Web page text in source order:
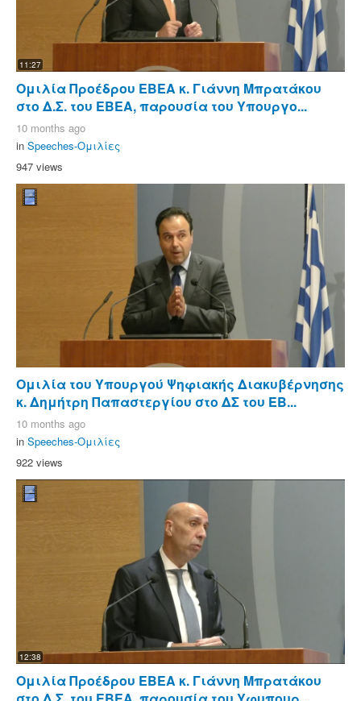
11:27
Ομιλία Προέδρου ΕΒΕΑ κ. Γιάννη Μπρατάκου
στο Δ.Σ. του ΕΒΕΑ, παρουσία του Υπουργο...
10 months ago
in Speeches-Ομιλίες
947 views
Ομιλία του Υπουργού Ψηφιακής Διακυβέρνησης
κ. Δημήτρη Παπαστεργίου στο ΔΣ του ΕΒ...
10 months ago
in Speeches-Ομιλίες
922 views
12:38
Ομιλία Προέδρου ΕΒΕΑ κ. Γιάννη Μπρατάκου